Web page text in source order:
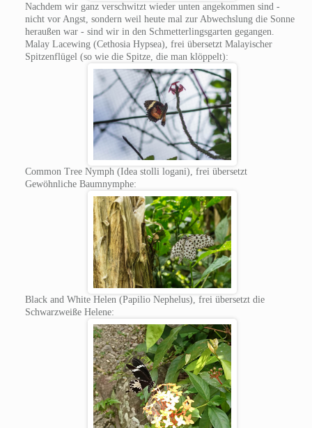
Nachdem wir ganz verschwitzt wieder unten angekommen sind -
nicht vor Angst, sondern weil heute mal zur Abwechslung die Sonne
heraußen war - sind wir in den Schmetterlingsgarten gegangen.
Malay Lacewing (Cethosia Hypsea), frei übersetzt Malayischer
Spitzenflügel (so wie die Spitze, die man klöppelt):
Common Tree Nymph (Idea stolli logani), frei übersetzt
Gewöhnliche Baumnymphe:
Black and White Helen (Papilio Nephelus), frei übersetzt die
Schwarzweiße Helene: